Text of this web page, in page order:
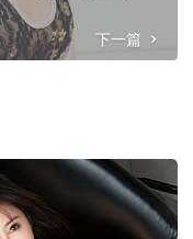
下一篇